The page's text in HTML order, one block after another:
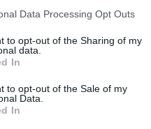
that this website/app uses one
to your visit or usage behaviour.
consent to Google and its
for below specified purposes
Data Processing Opt Outs
to opt-out of the Sharing of my
data.
In
to opt-out of the Sale of my
Data.
In
köztisztasági
szoknyában,
és gyors tisztogatást
alatt már eddig
a közönség a
miatt fütyülve